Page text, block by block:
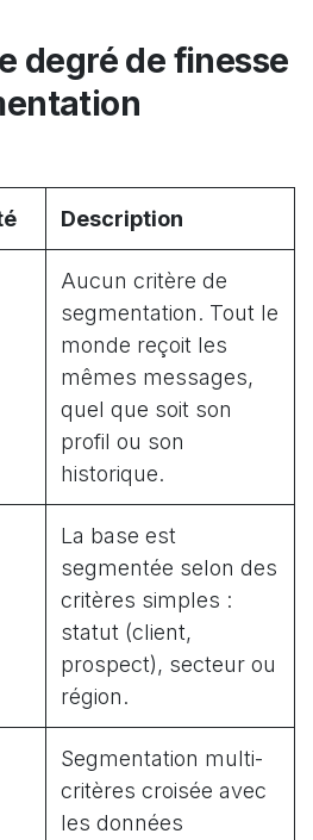
degré de finesse
Description
Aucun critère de
segmentation. Tout le
monde reçoit les
mêmes messages,
quel que soit son
profil ou son
historique.
La base est
segmentée selon des
critères simples :
statut (client,
prospect), secteur ou
région.
Segmentation multi-
critères croisée avec
les données